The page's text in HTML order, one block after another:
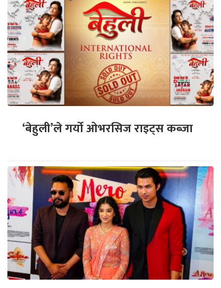
‘बेहुली’ले गर्यो ओभरसिज राइट्स कब्जा